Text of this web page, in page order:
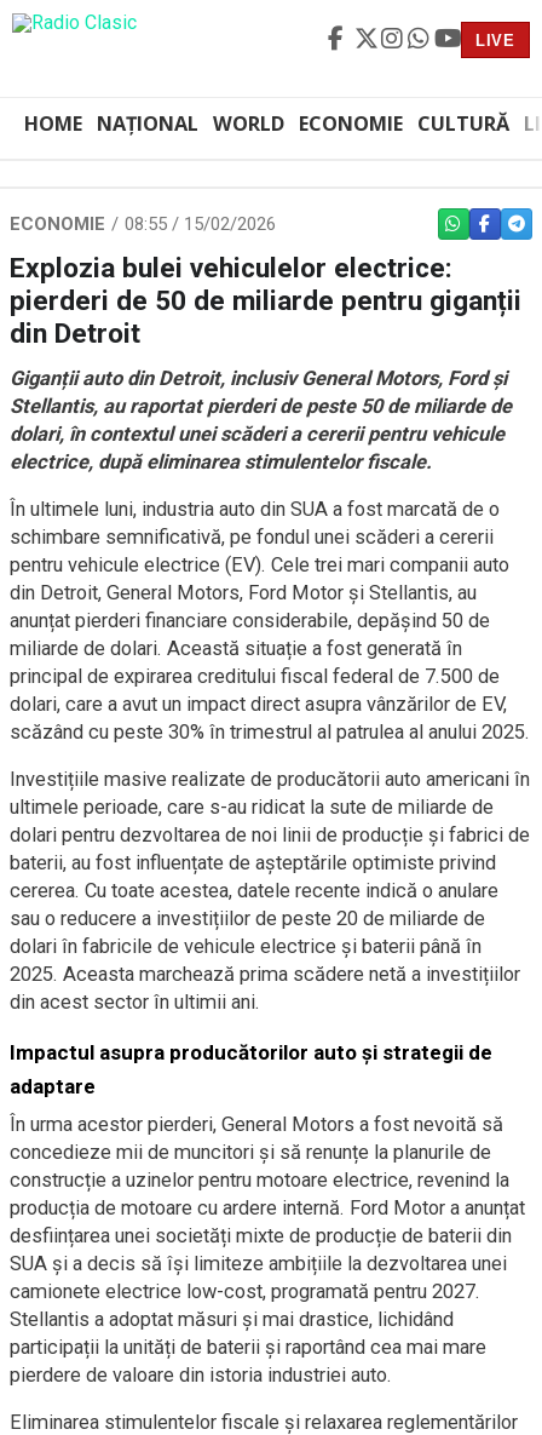
LIVE
HOME NAȚIONAL WORLD ECONOMIE CULTURĂ
ECONOMIE 08:55 / 15/02/2026 WHATSAPP
Explozia bulei vehiculelor electrice:
pierderi de 50 de miliarde pentru giganții
din Detroit
Giganții auto din Detroit, inclusiv General Motors, Ford și
Stellantis, au raportat pierderi de peste 50 de miliarde de
dolari, în contextul unei scăderi a cererii pentru vehicule
electrice, după eliminarea stimulentelor fiscale.
În ultimele luni, industria auto din SUA a fost marcată de o
schimbare semnificativă, pe fondul unei scăderi a cererii
pentru vehicule electrice (EV). Cele trei mari companii auto
din Detroit, General Motors, Ford Motor și Stellantis, au
anunțat pierderi financiare considerabile, depășind 50 de
miliarde de dolari. Această situație a fost generată în
principal de expirarea creditului fiscal federal de 7.500 de
dolari, care a avut un impact direct asupra vânzărilor de EV,
scăzând cu peste 30% în trimestrul al patrulea al anului 2025.
Investițiile masive realizate de producătorii auto americani în
ultimele perioade, care s-au ridicat la sute de miliarde de
dolari pentru dezvoltarea de noi linii de producție și fabrici de
baterii, au fost influențate de așteptările optimiste privind
cererea. Cu toate acestea, datele recente indică o anulare
sau o reducere a investițiilor de peste 20 de miliarde de
dolari în fabricile de vehicule electrice și baterii până în
2025. Aceasta marchează prima scădere netă a investițiilor
din acest sector în ultimii ani.
Impactul asupra producătorilor auto și strategii de
adaptare
În urma acestor pierderi, General Motors a fost nevoită să
concedieze mii de muncitori și să renunțe la planurile de
construcție a uzinelor pentru motoare electrice, revenind la
producția de motoare cu ardere internă. Ford Motor a anunțat
desființarea unei societăți mixte de producție de baterii din
SUA și a decis să își limiteze ambițiile la dezvoltarea unei
camionete electrice low-cost, programată pentru 2027.
Stellantis a adoptat măsuri și mai drastice, lichidând
participații la unități de baterii și raportând cea mai mare
pierdere de valoare din istoria industriei auto.
Eliminarea stimulentelor fiscale și relaxarea reglementărilor